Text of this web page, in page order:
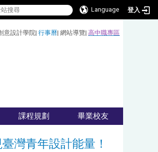
Language 登入
意設計學院| 行事曆| 網站導覽| 高中職專區
課程規劃 畢業校友
灣青年設計能量！